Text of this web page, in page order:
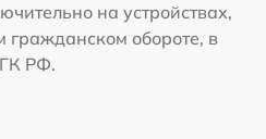
на устройствах,
гражданском обороте, в
ГК РФ.